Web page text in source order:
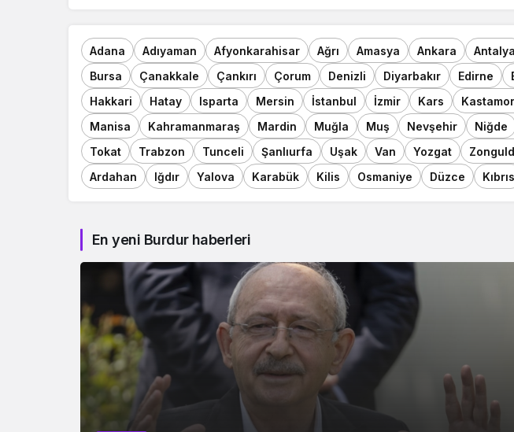
Adana Adıyaman Afyonkarahisar Ağrı Amasya Ankara Antalya
Bursa
Çanakkale Çankırı Çorum Denizli Diyarbakır Edirne
Hakkari
Hatay Isparta Mersin İstanbul İzmir Kars
Manisa
Kahramanmaraş Mardin Muğla Muş Nevşehir Niğde
Tokat
Trabzon Tunceli Şanlıurfa Uşak Van Yozgat
Ardahan
Iğdır Yalova Karabük Kilis Osmaniye Düzce Kıbrıs
En yeni Burdur haberleri